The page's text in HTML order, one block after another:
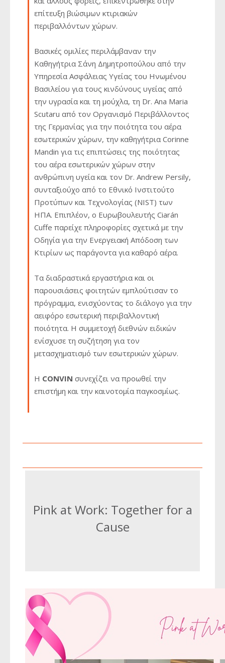
επίτευξη βιώσιμων κτιριακών
περιβαλλόντων χώρων.
Βασικές ομιλίες περιλάμβαναν την
Καθηγήτρια Σάνη Δημητροπούλου από την
Υπηρεσία Ασφάλειας Υγείας του Ηνωμένου
Βασιλείου για τους κινδύνους υγείας από
την υγρασία και τη μούχλα, τη Dr. Ana Maria
Scutaru από τον Οργανισμό Περιβάλλοντος
της Γερμανίας για την ποιότητα του αέρα
εσωτερικών χώρων, την καθηγήτρια Corinne
Mandin για τις επιπτώσεις της ποιότητας
του αέρα εσωτερικών χώρων στην
ανθρώπινη υγεία και τον Dr. Andrew Persily,
συνταξιούχο από το Εθνικό Ινστιτούτο
Προτύπων και Τεχνολογίας (NIST) των
ΗΠΑ. Επιπλέον, ο Ευρωβουλευτής Ciarán
Cuffe παρείχε πληροφορίες σχετικά με την
Οδηγία για την Ενεργειακή Απόδοση των
Κτιρίων ως παράγοντα για καθαρό αέρα.
Τα διαδραστικά εργαστήρια και οι
παρουσιάσεις φοιτητών εμπλούτισαν το
πρόγραμμα, ενισχύοντας το διάλογο για την
αειφόρο εσωτερική περιβαλλοντική
ποιότητα. Η συμμετοχή διεθνών ειδικών
ενίσχυσε τη συζήτηση για τον
μετασχηματισμό των εσωτερικών χώρων.
Η CONVIN συνεχίζει να προωθεί την
επιστήμη και την καινοτομία παγκοσμίως.
Pink at Work: Together for a
Cause